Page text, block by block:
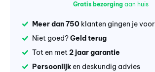
Gratis bezorgingaan huis
Meer dan 750 klanten gingen je voor
Niet goed?Geld terug
Tot en met2 jaar garantie
Persoonlijk en deskundig advies